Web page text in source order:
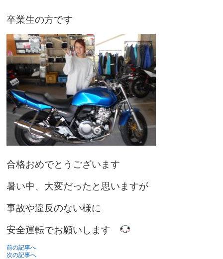
卒業生の方です
合格おめでとうございます
暑い中、大変だったと思いますが
事故や違反のない様に
安全運転でお願いします
前の記事へ
次の記事へ